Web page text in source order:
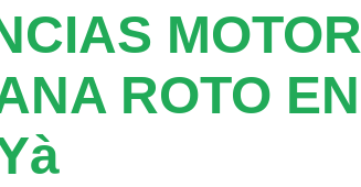
MOTOR
ROTO EN